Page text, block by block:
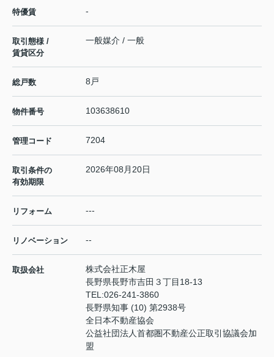
特優賃 -
取引態様 /
賃貸区分
一般媒介 / 一般
総戸数 8戸
物件番号 103638610
管理コード 7204
取引条件の
有効期限
2026年08月20日
リフォーム ---
リノベーション --
取扱会社
株式会社正木屋
長野県長野市吉田３丁目18-13
TEL:026-241-3860
長野県知事 (10) 第2938号
全日本不動産協会
公益社団法人首都圏不動産公正取引協議会加
盟